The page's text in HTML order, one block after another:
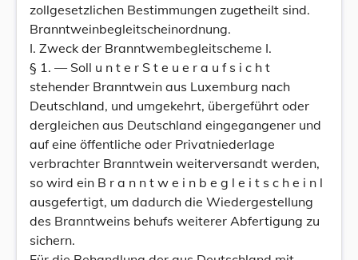
zollgesetzlichen Bestimmungen zugetheilt sind.
Branntweinbegleitscheinordnung.
I. Zweck der Branntwembegleitscheme I.
§ 1. — Soll u n t e r S t e u e r a u f s i c h t
stehender Branntwein aus Luxemburg nach
Deutschland, und umgekehrt, übergeführt oder
dergleichen aus Deutschland eingegangener und
auf eine öffentliche oder Privatniederlage
verbrachter Branntwein weiterversandt werden,
so wird ein B r a n n t w e i n b e g l e i t s c h e i n l
ausgefertigt, um dadurch die Wiedergestellung
des Branntweins behufs weiterer Abfertigung zu
sichern.